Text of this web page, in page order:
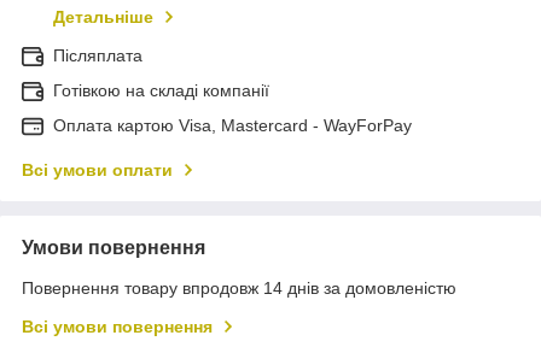
Детальніше
Післяплата
Готівкою на складі компанії
Оплата картою Visa, Mastercard - WayForPay
Всі умови оплати
Умови повернення
Повернення товару впродовж 14 днів за домовленістю
Всі умови повернення